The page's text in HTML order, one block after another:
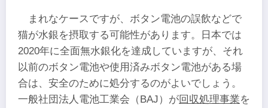
まれなケースですが、ボタン電池の誤飲などで
猫が水銀を摂取する可能性があります。日本では
2020年に全面無水銀化を達成していますが、それ
以前のボタン電池や使用済みボタン電池がある場
合は、安全のために処分するのがよいでしょう。
一般社団法人電池工業会（BAJ）が回収処理事業を